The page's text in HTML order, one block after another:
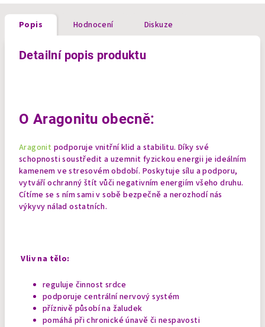
Popis Hodnocení Diskuze
Detailní popis produktu
O Aragonitu obecně:
Aragonit podporuje vnitřní klid a stabilitu. Díky své
schopnosti soustředit a uzemnit fyzickou energii je ideálním
kamenem ve stresovém období. Poskytuje sílu a podporu,
vytváří ochranný štít vůči negativním energiím všeho druhu.
Cítíme se s ním sami v sobě bezpečně a nerozhodí nás
výkyvy nálad ostatních.
Vliv na tělo:
reguluje činnost srdce
podporuje centrální nervový systém
příznivě působí na žaludek
pomáhá při chronické únavě či nespavosti